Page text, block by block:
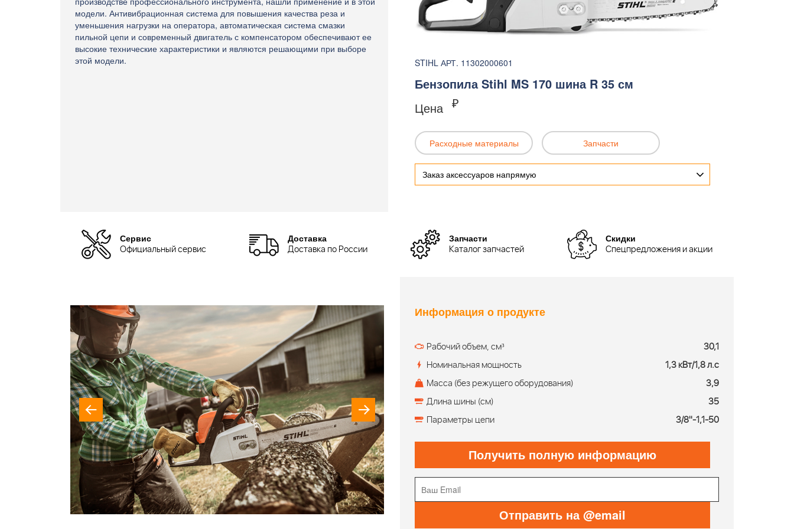
модели. Антивибрационная система для повышения качества реза и
уменьшения нагрузки на оператора, автоматическая система смазки
пильной цепи и современный двигатель с компенсатором обеспечивают ее
высокие технические характеристики и являются решающими при выборе
этой модели.
STIHL АРТ. 11302000601
Бензопила Stihl MS 170 шина R 35 см
Цена ₽
Расходные материалы Запчасти
Заказ аксессуаров напрямую
Сервис
Официальный сервис
Доставка
Доставка по России
Запчасти
Каталог запчастей
Скидки
Спецпредложения и акции
Информация о продукте
Рабочий объем, см³
30,1
Номинальная мощность
1,3 кВт/1,8 л.с
Масса (без режущего оборудования)
3,9
Длина шины (см)
35
Параметры цепи
3/8''-1,1-50
Получить полную информацию
Отправить на @email